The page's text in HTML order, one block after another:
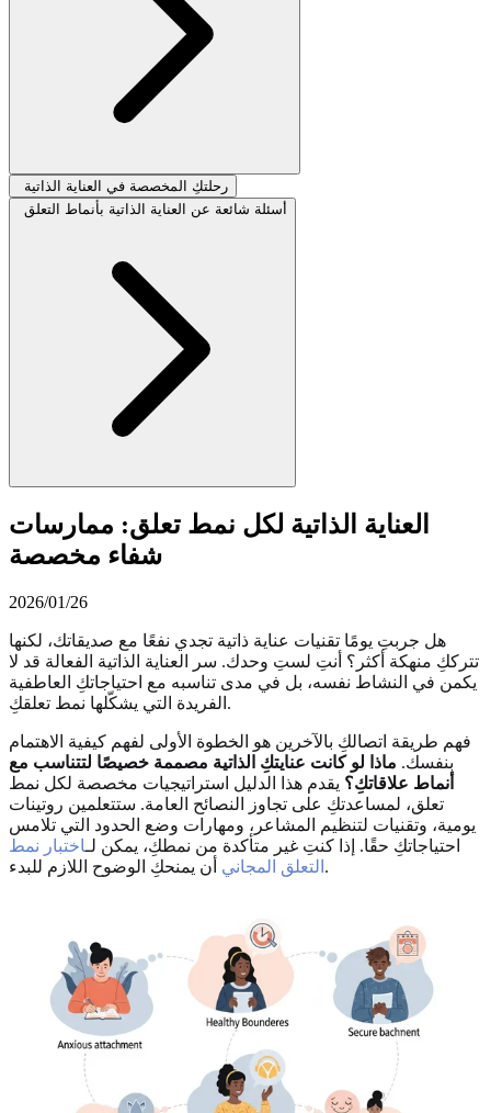
رحلتكِ المخصصة في العناية الذاتية
أسئلة شائعة عن العناية الذاتية بأنماط التعلق
العناية الذاتية لكل نمط تعلق: ممارسات
شفاء مخصصة
2026/01/26
هل جربتِ يومًا تقنيات عناية ذاتية تجدي نفعًا مع صديقاتك، لكنها
تترككِ منهكة أكثر؟ أنتِ لستِ وحدك. سر العناية الذاتية الفعالة قد لا
يكمن في النشاط نفسه، بل في مدى تناسبه مع احتياجاتكِ العاطفية
الفريدة التي يشكّلها نمط تعلقكِ.
فهم طريقة اتصالكِ بالآخرين هو الخطوة الأولى لفهم كيفية الاهتمام
بنفسك. ماذا لو كانت عنايتكِ الذاتية مصممة خصيصًا لتتناسب مع
أنماط علاقاتكِ؟ يقدم هذا الدليل استراتيجيات مخصصة لكل نمط
تعلق، لمساعدتكِ على تجاوز النصائح العامة. ستتعلمين روتينات
يومية، وتقنيات لتنظيم المشاعر، ومهارات وضع الحدود التي تلامس
احتياجاتكِ حقًا. إذا كنتِ غير متأكدة من نمطكِ، يمكن لـاختبار نمط
التعلق المجاني أن يمنحكِ الوضوح اللازم للبدء.